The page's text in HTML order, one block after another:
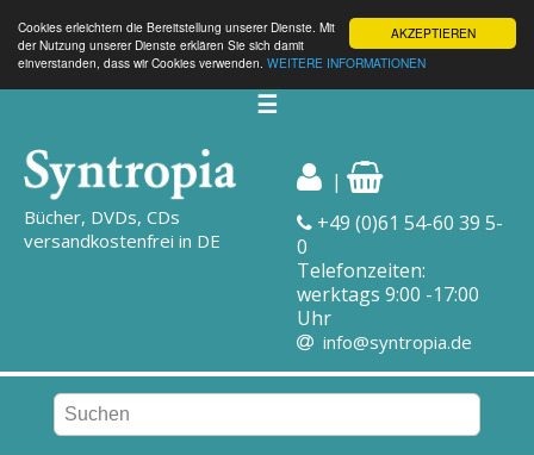
AKZEPTIEREN
Cookies erleichtern die Bereitstellung unserer Dienste. Mit
der Nutzung unserer Dienste erklären Sie sich damit
einverstanden, dass wir Cookies verwenden. WEITERE INFORMATIONEN
☰
Bücher, DVDs, CDs
versandkostenfrei in DE
|
+49 (0)61 54-60 39 5-
0
Telefonzeiten:
werktags 9:00 -17:00
Uhr
info@syntropia.de